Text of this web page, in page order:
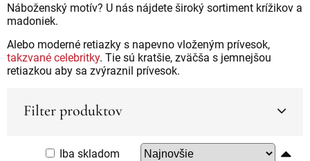
Náboženský motív? U nás nájdete široký sortiment krížikov a
madoniek.
Alebo moderné retiazky s napevno vloženým prívesok,
takzvané celebritky. Tie sú kratšie, zväčša s jemnejšou
retiazkou aby sa zvýraznil prívesok.
Filter produktov
Iba skladom